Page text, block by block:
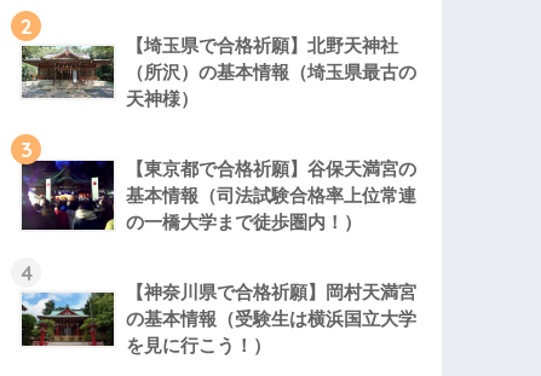
2
【埼玉県で合格祈願】北野天神社
（所沢）の基本情報（埼玉県最古の
天神様）
3
【東京都で合格祈願】谷保天満宮の
基本情報（司法試験合格率上位常連
の一橋大学まで徒歩圏内！）
4
【神奈川県で合格祈願】岡村天満宮
の基本情報（受験生は横浜国立大学
を見に行こう！）